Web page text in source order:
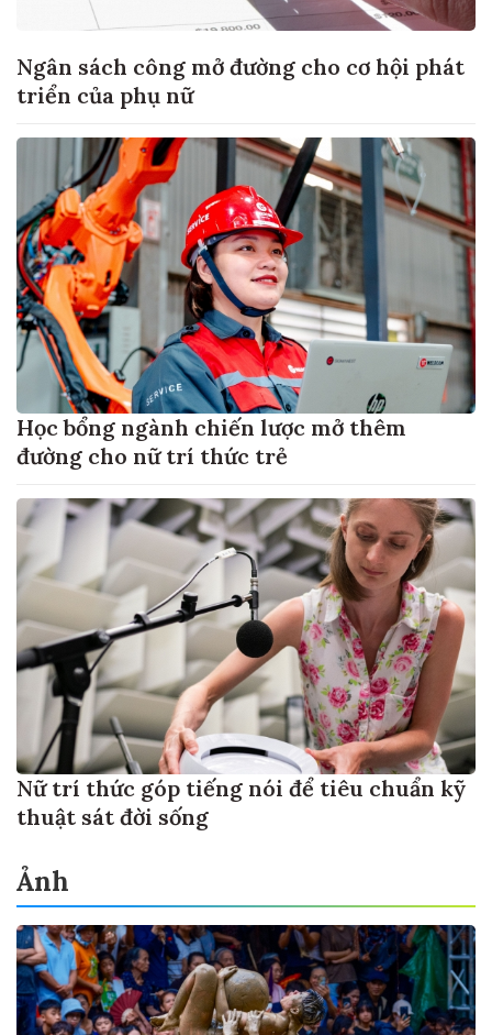
Ngân sách công mở đường cho cơ hội phát
triển của phụ nữ
Học bổng ngành chiến lược mở thêm
đường cho nữ trí thức trẻ
Nữ trí thức góp tiếng nói để tiêu chuẩn kỹ
thuật sát đời sống
Ảnh